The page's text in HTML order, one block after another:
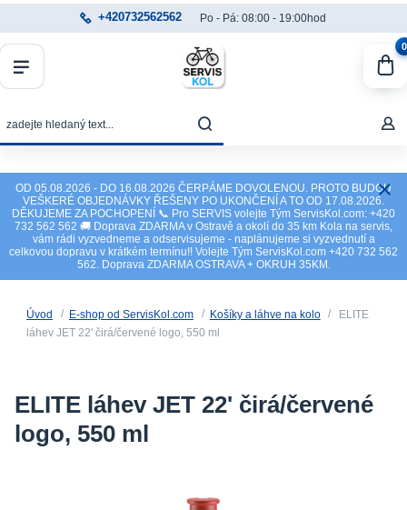
OD 05.08.2026 - DO 16.08.2026 ČERPÁME DOVOLENOU. PROTO BUDOU
VEŠKERÉ OBJEDNÁVKY ŘEŠENY PO UKONČENÍ A TO OD 17.08.2026.
DĚKUJEME ZA POCHOPENÍ 📞 Pro SERVIS volejte Tým ServisKol.com: +420
732 562 562 🚚 Doprava ZDARMA v Ostravě a okolí do 35 km Kola na servis,
vám rádi vyzvedneme a odservisujeme - naplánujeme si vyzvednutí a
celkovou dopravu v krátkém termínu!! Volejte Tým ServisKol.com +420 732 562
562. Doprava ZDARMA OSTRAVA + OKRUH 35KM.
+420732562562 Po - Pá: 08:00 - 19:00hod
0
Úvod E-shop od ServisKol.com Košíky a láhve na kolo
ELITE
láhev JET 22' čirá/červené logo, 550 ml
ELITE láhev JET 22' čirá/červené
logo, 550 ml